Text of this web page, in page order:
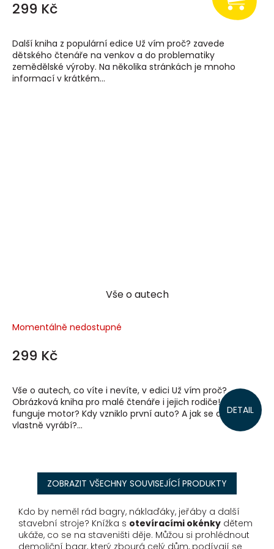
299 Kč
Další kniha z populární edice Už vím proč? zavede
dětského čtenáře na venkov a do problematiky
zemědělské výroby. Na několika stránkách je mnoho
informací v krátkém...
Vše o autech
Momentálně nedostupné
299 Kč
DETAIL
Vše o autech, co víte i nevíte, v edici Už vím proč?
Obrázková kniha pro malé čtenáře i jejich rodiče! Jak
funguje motor? Kdy vzniklo první auto? A jak se auto
vlastně vyrábí?...
ZOBRAZIT VŠECHNY SOUVISEJÍCÍ PRODUKTY
Kdo by neměl rád bagry, náklaďáky, jeřáby a další
stavební stroje? Knížka s otevíracími okénky dětem
ukáže, co se na staveništi děje. Můžou si prohlédnout